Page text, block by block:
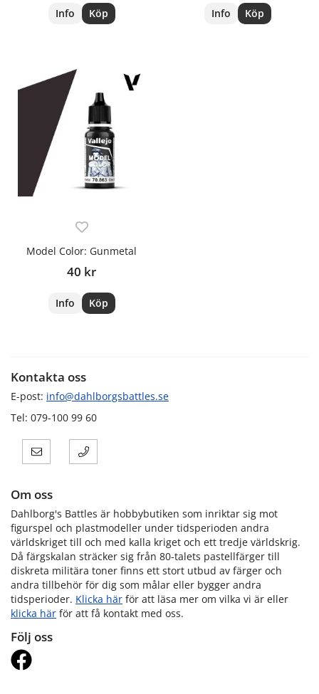
Info Köp Info Köp
Model Color: Gunmetal
40 kr
Info Köp
Kontakta oss
E-post: info@dahlborgsbattles.se
Tel: 079-100 99 60
Om oss
Dahlborg's Battles är hobbybutiken som inriktar sig mot
figurspel och plastmodeller under tidsperioden andra
världskriget till och med kalla kriget och ett tredje världskrig.
Då färgskalan sträcker sig från 80-talets pastellfärger till
diskreta militära toner finns ett stort utbud av färger och
andra tillbehör för dig som målar eller bygger andra
tidsperioder. Klicka här för att läsa mer om vilka vi är eller
klicka här för att få kontakt med oss.
Följ oss